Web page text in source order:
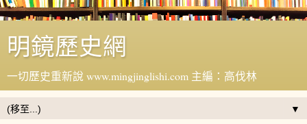
明鏡歷史網
一切歷史重新說 www.mingjinglishi.com 主編：高伐林
▼